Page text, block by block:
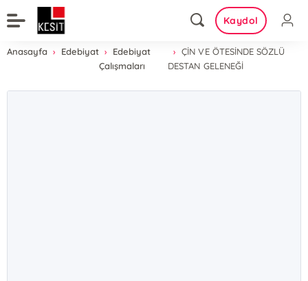
Kaydol
Anasayfa Edebiyat
Edebiyat
Çalışmaları
ÇİN VE ÖTESİNDE SÖZLÜ
DESTAN GELENEĞİ